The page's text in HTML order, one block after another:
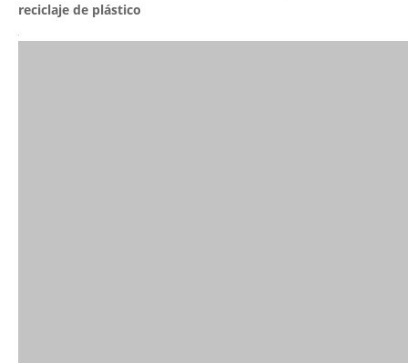
reciclaje de plástico